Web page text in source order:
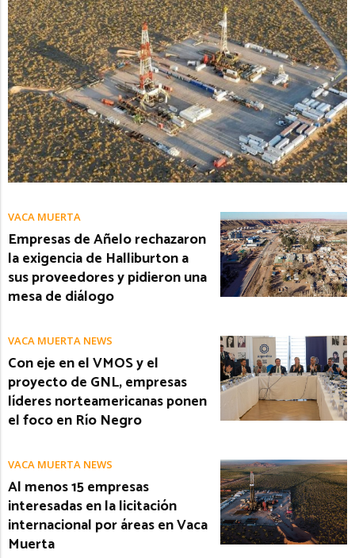
VACA MUERTA
Empresas de Añelo rechazaron
la exigencia de Halliburton a
sus proveedores y pidieron una
mesa de diálogo
VACA MUERTA NEWS
Con eje en el VMOS y el
proyecto de GNL, empresas
líderes norteamericanas ponen
el foco en Río Negro
VACA MUERTA NEWS
Al menos 15 empresas
interesadas en la licitación
internacional por áreas en Vaca
Muerta